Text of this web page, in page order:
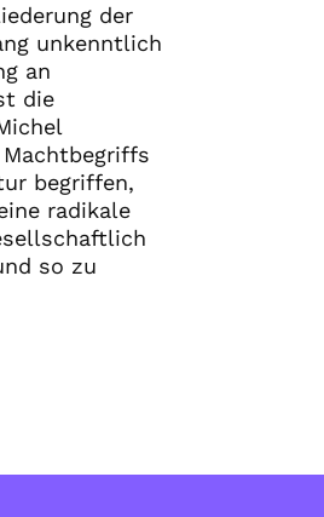
der
unkenntlich
an
die
begriffen,
radikale
so zu